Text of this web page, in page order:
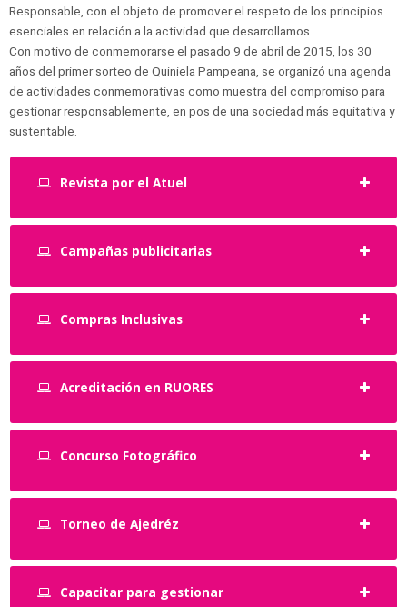
Responsable, con el objeto de promover el respeto de los principios
esenciales en relación a la actividad que desarrollamos.
Con motivo de conmemorarse el pasado 9 de abril de 2015, los 30
años del primer sorteo de Quiniela Pampeana, se organizó una agenda
de actividades conmemorativas como muestra del compromiso para
gestionar responsablemente, en pos de una sociedad más equitativa y
sustentable.
Revista por el Atuel
Campañas publicitarias
Compras Inclusivas
Acreditación en RUORES
Concurso Fotográfico
Torneo de Ajedréz
Capacitar para gestionar